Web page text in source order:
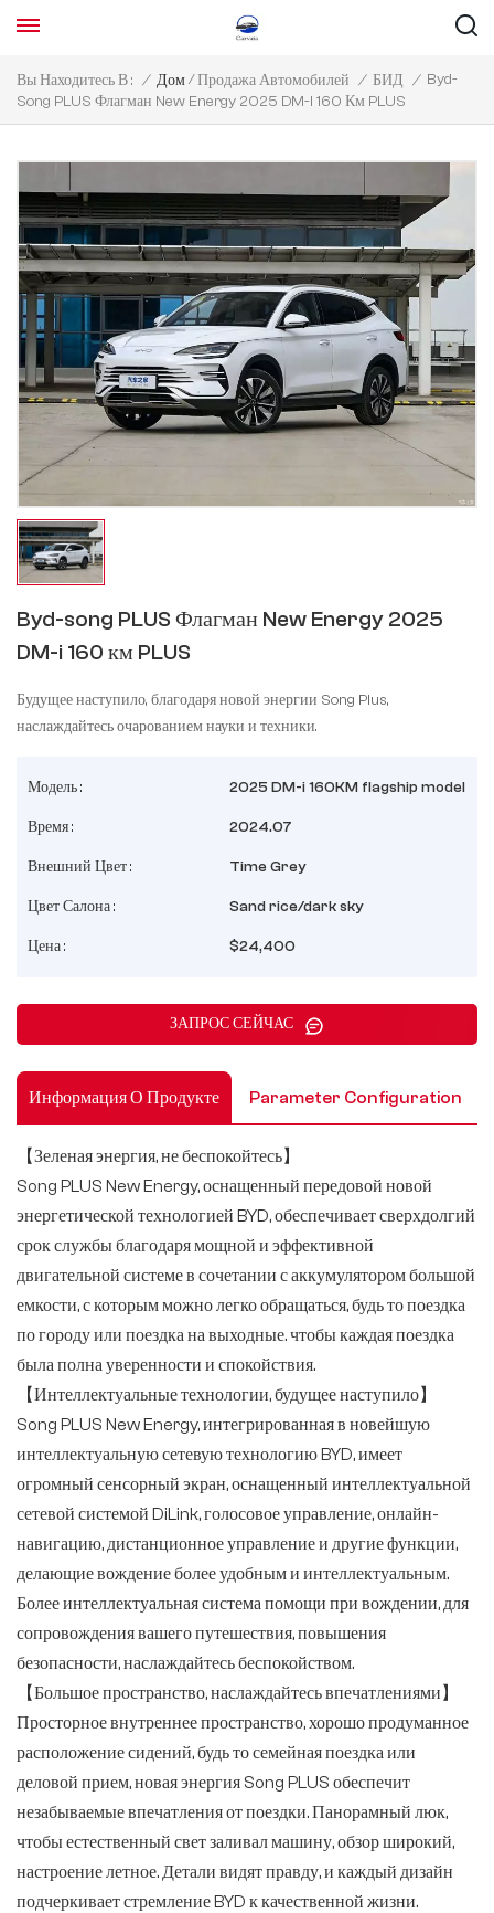
Вы Находитесь В : / Дом/Продажа Автомобилей / БИД / Byd-
Song PLUS Флагман New Energy 2025 DM-I 160 Км PLUS
Byd-song PLUS Флагман New Energy 2025
DM-i 160 км PLUS
Будущее наступило, благодаря новой энергии Song Plus,
наслаждайтесь очарованием науки и техники.
Модель : 2025 DM-i 160KM flagship model
Время : 2024.07
Внешний Цвет : Time Grey
Цвет Салона : Sand rice/dark sky
Цена : $24,400
ЗАПРОС СЕЙЧАС
Информация О Продукте Parameter Configuration
【Зеленая энергия, не беспокойтесь】
Song PLUS New Energy, оснащенный передовой новой
энергетической технологией BYD, обеспечивает сверхдолгий
срок службы благодаря мощной и эффективной
двигательной системе в сочетании с аккумулятором большой
емкости, с которым можно легко обращаться, будь то поездка
по городу или поездка на выходные. чтобы каждая поездка
была полна уверенности и спокойствия.
【Интеллектуальные технологии, будущее наступило】
Song PLUS New Energy, интегрированная в новейшую
интеллектуальную сетевую технологию BYD, имеет
огромный сенсорный экран, оснащенный интеллектуальной
сетевой системой DiLink, голосовое управление, онлайн-
навигацию, дистанционное управление и другие функции,
делающие вождение более удобным и интеллектуальным.
Более интеллектуальная система помощи при вождении, для
сопровождения вашего путешествия, повышения
безопасности, наслаждайтесь беспокойством.
【Большое пространство, наслаждайтесь впечатлениями】
Просторное внутреннее пространство, хорошо продуманное
расположение сидений, будь то семейная поездка или
деловой прием, новая энергия Song PLUS обеспечит
незабываемые впечатления от поездки. Панорамный люк,
чтобы естественный свет заливал машину, обзор широкий,
настроение летное. Детали видят правду, и каждый дизайн
подчеркивает стремление BYD к качественной жизни.